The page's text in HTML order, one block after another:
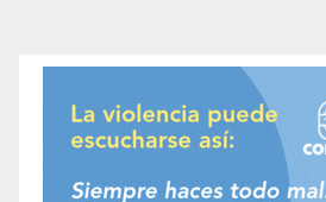
entradas